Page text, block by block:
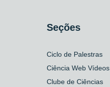
Seções
Ciclo de Palestras
Ciência Web Vídeos
Clube de Ciências